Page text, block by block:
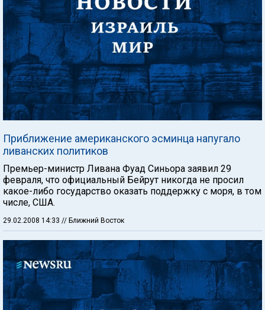
Приближение американского эсминца напугало
ливанских политиков
Премьер-министр Ливана Фуад Синьора заявил 29
февраля, что официальный Бейрут никогда не просил
какое-либо государство оказать поддержку с моря, в том
числе, США.
29.02.2008 14:33 // Ближний Восток